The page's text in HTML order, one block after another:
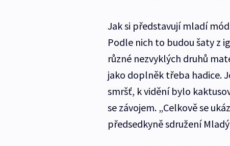
Jak si představují mladí
Podle nich to budou šaty z
různé nezvyklých druhů
jako doplněk třeba hadice.
smršť, k vidění bylo
se závojem. „Celkově se
předsedkyně sdružení